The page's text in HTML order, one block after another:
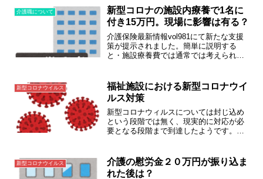
介護職について
新型コロナの施設内療養で1名に
付き15万円。現場に影響は有る？
介護保険最新情報vol981にて新たな支援
策が提示されました。簡単に説明する
と・施設療養費では通常では考えられな
た場合は日割り）とのことです。現場に
どのような影響...
新型コロナウイルス
福祉施設における新型コロナウイ
ルス対策
新型コロナウィルスについては封じ込め
という段階では無く、現実的に対応が必
要となる段階まで到達したようです。厚
ました。2月26日厚生労働省情報を元に追
記・修正。厚生労働省...
新型コロナウイルス
介護の慰労金２０万円が振り込ま
れた後は？